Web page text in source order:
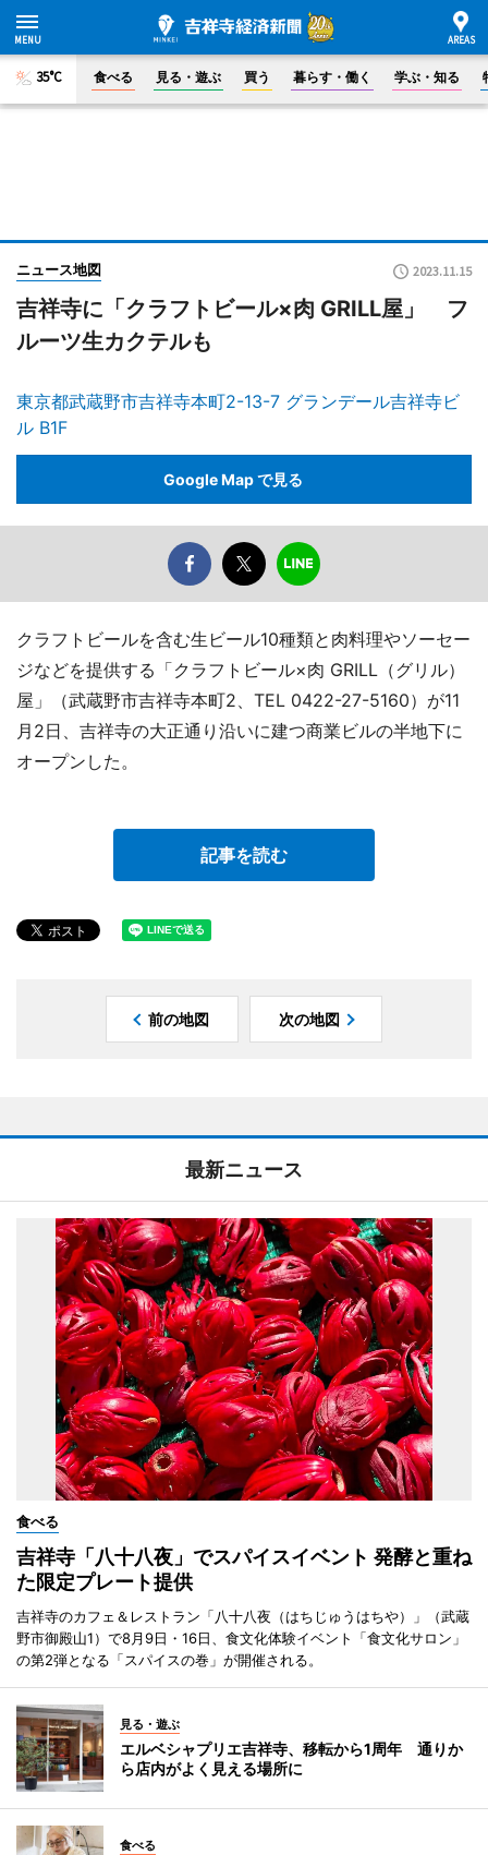
35°C 食べる 見る・遊ぶ 買う 暮らす・働く 学ぶ・知る
ニュース地図 2023.11.15
吉祥寺に「クラフトビール×肉 GRILL屋」 フ
ルーツ生カクテルも
東京都武蔵野市吉祥寺本町2-13-7 グランデール吉祥寺ビ
ル B1F
Google Map で見る
クラフトビールを含む生ビール10種類と肉料理やソーセー
ジなどを提供する「クラフトビール×肉 GRILL（グリル）
屋」（武蔵野市吉祥寺本町2、TEL 0422-27-5160）が11
月2日、吉祥寺の大正通り沿いに建つ商業ビルの半地下に
オープンした。
記事を読む
前の地図 次の地図
最新ニュース
食べる
吉祥寺「八十八夜」でスパイスイベント 発酵と重ね
た限定プレート提供
吉祥寺のカフェ＆レストラン「八十八夜（はちじゅうはちや）」（武蔵
野市御殿山1）で8月9日・16日、食文化体験イベント「食文化サロン」
の第2弾となる「スパイスの巻」が開催される。
見る・遊ぶ
エルベシャプリエ吉祥寺、移転から1周年 通りか
ら店内がよく見える場所に
食べる